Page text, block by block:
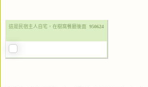
這是民宿主人自宅，在樹窩餐廳後面 950624